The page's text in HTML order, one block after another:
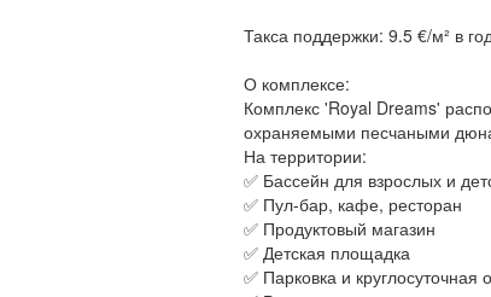
Такса поддержки: 9.5 €/м² в год
О комплексе:
Комплекс 'Royal Dreams'
охраняемыми песчаными
На территории:
✅ Бассейн для взрослых и
✅ Пул-бар, кафе, ресторан
✅ Продуктовый магазин
✅ Детская площадка
✅ Парковка и круглосуточная